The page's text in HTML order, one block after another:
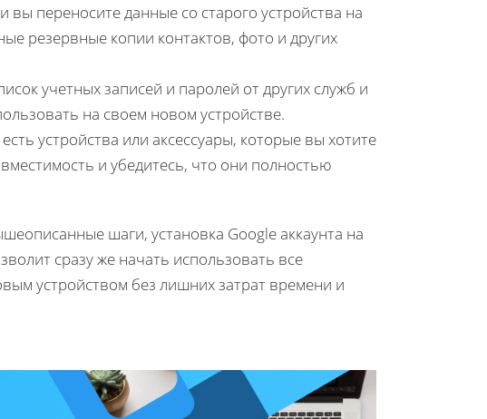
вы переносите данные со старого устройства на
резервные копии контактов, фото и других
учетных записей и паролей от других служб и
на своем новом устройстве.
есть устройства или аксессуары, которые вы хотите
и убедитесь, что они полностью
шаги, установка Google аккаунта на
сразу же начать использовать все
устройством без лишних затрат времени и